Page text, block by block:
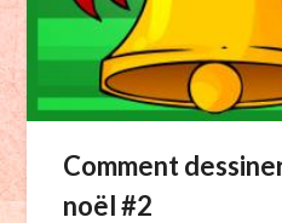
Comment
noël #2